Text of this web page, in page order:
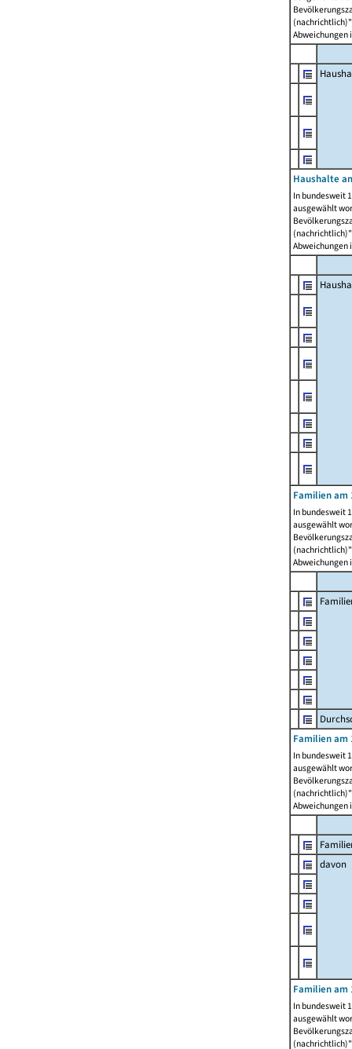
Abweichungen
Haushalte
In bundesweit
ausgewählt
Abweichungen
Familien am
In bundesweit
ausgewählt
Abweichungen
Familien am
In bundesweit
ausgewählt
Abweichungen
davon
Familien am
In bundesweit
ausgewählt